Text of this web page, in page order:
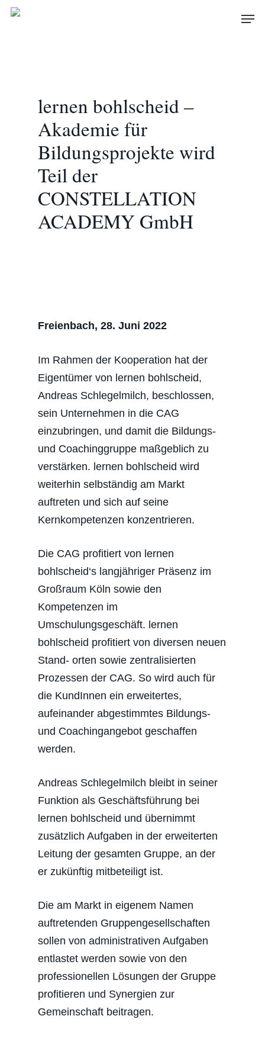
Skip
lernen bohlscheid –
Akademie für
Bildungsprojekte wird
Teil der
CONSTELLATION
ACADEMY GmbH
Freienbach, 28. Juni 2022
Im Rahmen der Kooperation hat der
Eigentümer von lernen bohlscheid,
Andreas Schlegelmilch, beschlossen,
sein Unternehmen in die CAG
einzubringen, und damit die Bildungs-
und Coachinggruppe maßgeblich zu
verstärken. lernen bohlscheid wird
weiterhin selbständig am Markt
auftreten und sich auf seine
Kernkompetenzen konzentrieren.
Die CAG profitiert von lernen
bohlscheid‘s langjähriger Präsenz im
Großraum Köln sowie den
Kompetenzen im
Umschulungsgeschäft. lernen
bohlscheid profitiert von diversen neuen
Stand- orten sowie zentralisierten
Prozessen der CAG. So wird auch für
die KundInnen ein erweitertes,
aufeinander abgestimmtes Bildungs-
und Coachingangebot geschaffen
werden.
Andreas Schlegelmilch bleibt in seiner
Funktion als Geschäftsführung bei
lernen bohlscheid und übernimmt
zusätzlich Aufgaben in der erweiterten
Leitung der gesamten Gruppe, an der
er zukünftig mitbeteiligt ist.
Die am Markt in eigenem Namen
auftretenden Gruppengesellschaften
sollen von administrativen Aufgaben
entlastet werden sowie von den
professionellen Lösungen der Gruppe
profitieren und Synergien zur
Gemeinschaft beitragen.